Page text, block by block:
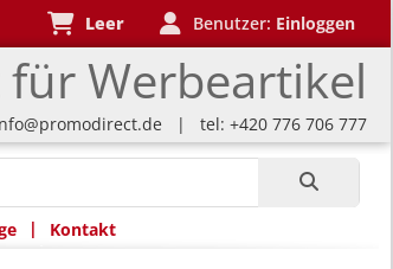
für Werbeartikel
Leer Benutzer: Einloggen
| tel: +420 776 706 777
| Kontakt